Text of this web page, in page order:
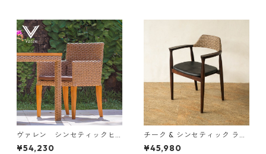
ヴァレン シンセティックヒ
ヤシンス アームチェア
¥54,230
チーク & シンセティック ラタ
ン ダイニングチェア
¥45,980